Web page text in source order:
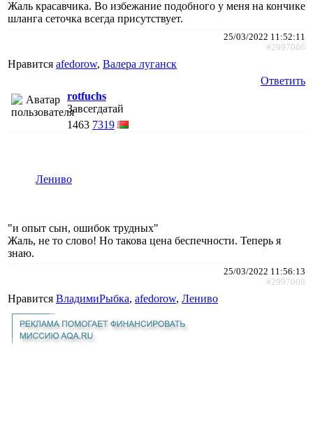
Жаль красавчика. Во избежание подобного у меня на кончике
шланга сеточка всегда присутствует.
25/03/2022 11:52:11
#2997006
Нравится afedorow, Валера луганск
Ответить
rotfuchs
Завсегдатай
1463 7319
Лениво
"и опыт сын, ошибок трудных"
Жаль, не то слово! Но такова цена беспечности. Теперь я
знаю.
25/03/2022 11:56:13
#2997008
Нравится ВладимиРыбка, afedorow, Лениво